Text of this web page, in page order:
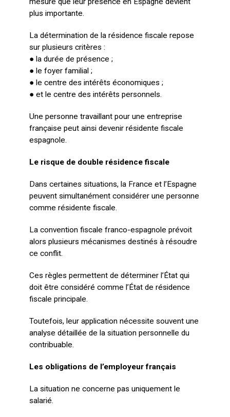
plus importante.
La détermination de la résidence fiscale repose
sur plusieurs critères :
● la durée de présence ;
● le foyer familial ;
● le centre des intérêts économiques ;
● et le centre des intérêts personnels.
Une personne travaillant pour une entreprise
française peut ainsi devenir résidente fiscale
espagnole.
Le risque de double résidence fiscale
Dans certaines situations, la France et l’Espagne
peuvent simultanément considérer une personne
comme résidente fiscale.
La convention fiscale franco-espagnole prévoit
alors plusieurs mécanismes destinés à résoudre
ce conflit.
Ces règles permettent de déterminer l’État qui
doit être considéré comme l’État de résidence
fiscale principale.
Toutefois, leur application nécessite souvent une
analyse détaillée de la situation personnelle du
contribuable.
Les obligations de l’employeur français
La situation ne concerne pas uniquement le
salarié.